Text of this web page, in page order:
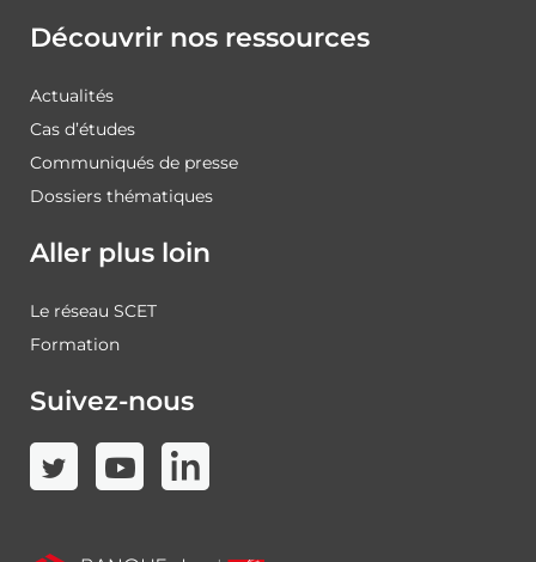
Découvrir nos ressources
Actualités
Cas d’études
Communiqués de presse
Dossiers thématiques
Aller plus loin
Le réseau SCET
Formation
Suivez-nous